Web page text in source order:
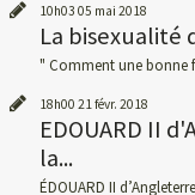
10h03 05 mai 2018
La bisexualité
" Comment une bonne
18h00 21févr. 2018
EDOUARD II
la...
ÉDOUARD II